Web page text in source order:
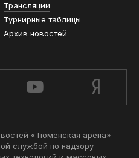
Трансляции
Турнирные таблицы
Архив новостей
«Тюменская арена»
службой по надзору